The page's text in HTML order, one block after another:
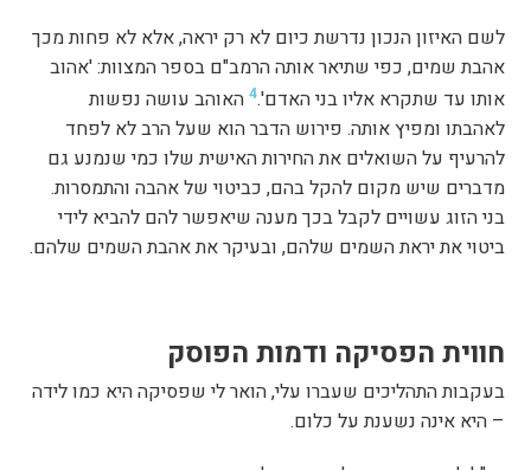
לשם האיזון הנכון נדרשת כיום לא רק יראה, אלא לא פחות מכך
אהבת שמים, כפי שתיאר אותה הרמב"ם בספר המצוות: 'אהוב
אותו עד שתקרא אליו בני האדם'.4 האוהב עושה נפשות
לאהבתו ומפיץ אותה. פירוש הדבר הוא שעל הרב לא לפחד
להרעיף על השואלים את החירות האישית שלו כמי שנמנע גם
מדברים שיש מקום להקל בהם, כביטוי של אהבה והתמסרות.
בני הזוג עשויים לקבל בכך מענה שיאפשר להם להביא לידי
ביטוי את יראת השמים שלהם, ובעיקר את אהבת השמים שלהם.
חווית הפסיקה ודמות הפוסק
בעקבות התהליכים שעברו עלי, הואר לי שפסיקה היא כמו לידה
– היא אינה נשענת על כלום.